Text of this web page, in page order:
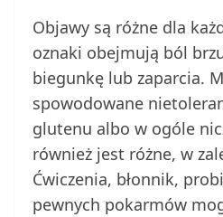
Objawy są różne dla
oznaki obejmują ból
biegunkę lub zaparcia.
spowodowane
glutenu albo w ogóle
również jest różne, w
Ćwiczenia, błonnik,
pewnych pokarmów